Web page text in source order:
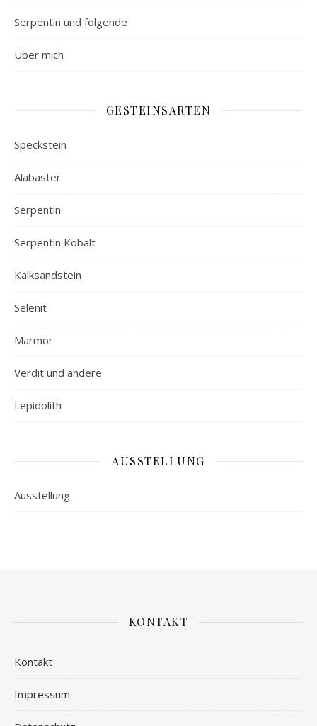
Serpentin und folgende
Über mich
GESTEINSARTEN
Speckstein
Alabaster
Serpentin
Serpentin Kobalt
Kalksandstein
Selenit
Marmor
Verdit und andere
Lepidolith
AUSSTELLUNG
Ausstellung
KONTAKT
Kontakt
Impressum